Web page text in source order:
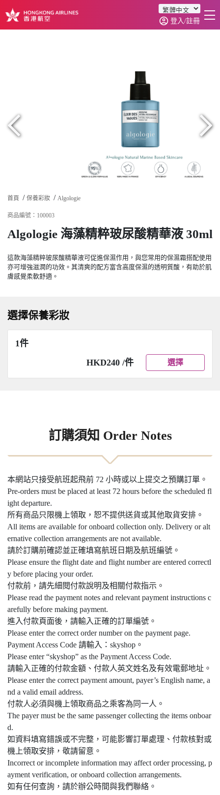
登入/註冊
首頁 保養彩妝 Algologie
商品編號：100003
Algologie 海藻精粹玻尿酸精華液 30ml
這款海藻精粹玻尿酸精華液可促進保濕作用，與您常用的保濕霜搭配使用
亦可增強滋潤的功效。其清爽的配方富含高度保濕的透明質酸，有助於肌
膚感覺柔軟舒適。
選擇保養彩妝
1件
HKD240 /件
選擇
訂購須知 Order Notes
本網站只接受航班起飛前 72 小時或以上提交之預購訂單。
Pre-orders must be placed at least 72 hours before the scheduled fl
ight departure.
所有商品只限機上領取，恕不提供送貨或其他取貨安排。
All items are available for onboard collection only. Delivery or alt
ernative collection arrangements are not available.
請於訂購前確認並正確填寫航班日期及航班編號。
Please ensure the flight date and flight number are entered correctl
y before placing your order.
付款前，請先細閱付款說明及相關付款指示。
Please read the payment notes and relevant payment instructions c
arefully before making payment.
進入付款頁面後，請輸入正確的訂單編號。
Please enter the correct order number on the payment page.
Payment Access Code 請輸入：skyshop。
Please enter “skyshop” as the Payment Access Code.
請輸入正確的付款金額、付款人英文姓名及有效電郵地址。
Please enter the correct payment amount, payer’s English name, a
nd a valid email address.
付款人必須與機上領取商品之乘客為同一人。
The payer must be the same passenger collecting the items onboar
d.
如資料填寫錯誤或不完整，可能影響訂單處理、付款核對或
機上領取安排，敬請留意。
Incorrect or incomplete information may affect order processing, p
ayment verification, or onboard collection arrangements.
如有任何查詢，請於辦公時間與我們聯絡。